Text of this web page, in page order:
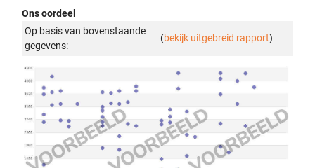
Ons oordeel
Op basis van bovenstaande
gegevens:
(bekijk uitgebreid rapport)